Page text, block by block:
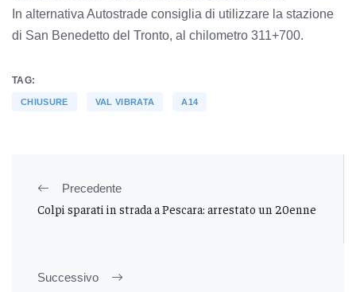
In alternativa Autostrade consiglia di utilizzare la stazione
di San Benedetto del Tronto, al chilometro 311+700.
TAG:
CHIUSURE VAL VIBRATA A14
Precedente
Colpi sparati in strada a Pescara: arrestato un 20enne
Successivo